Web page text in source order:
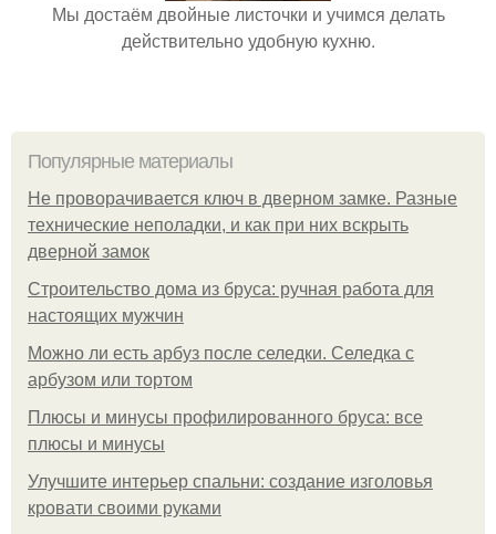
Мы достаём двойные листочки и учимся делать
действительно удобную кухню.
Популярные материалы
Не проворачивается ключ в дверном замке. Разные
технические неполадки, и как при них вскрыть
дверной замок
Строительство дома из бруса: ручная работа для
настоящих мужчин
Можно ли есть арбуз после селедки. Селедка с
арбузом или тортом
Плюсы и минусы профилированного бруса: все
плюсы и минусы
Улучшите интерьер спальни: создание изголовья
кровати своими руками